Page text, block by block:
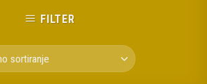
FILTER